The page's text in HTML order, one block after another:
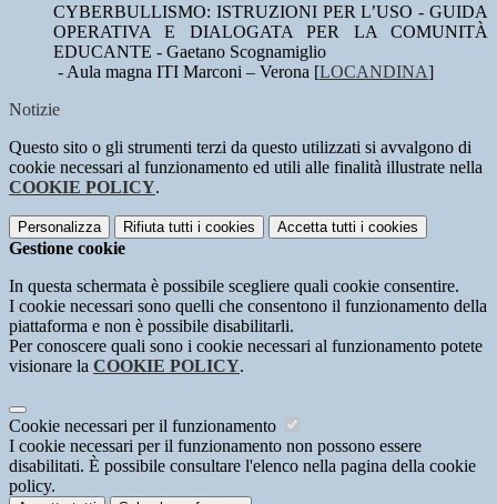
CYBERBULLISMO: ISTRUZIONI PER L’USO - GUIDA
OPERATIVA E DIALOGATA PER LA COMUNITÀ
EDUCANTE - Gaetano Scognamiglio
- Aula magna ITI Marconi – Verona [LOCANDINA]
Notizie
Questo sito o gli strumenti terzi da questo utilizzati si avvalgono di
cookie necessari al funzionamento ed utili alle finalità illustrate nella
COOKIE POLICY.
Personalizza Rifiuta tutti i cookies Accetta tutti i cookies
Gestione cookie
In questa schermata è possibile scegliere quali cookie consentire.
I cookie necessari sono quelli che consentono il funzionamento della
piattaforma e non è possibile disabilitarli.
Per conoscere quali sono i cookie necessari al funzionamento potete
visionare la COOKIE POLICY.
Cookie necessari per il funzionamento
I cookie necessari per il funzionamento non possono essere
disabilitati. È possibile consultare l'elenco nella pagina della cookie
policy.